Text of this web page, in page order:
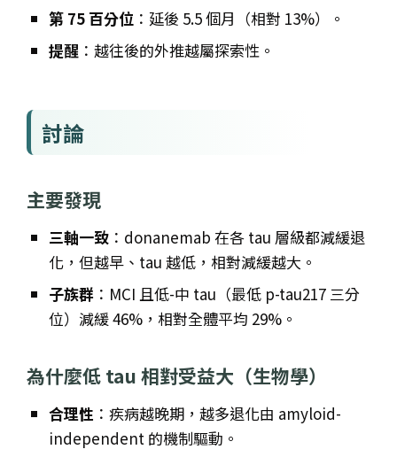
第 75 百分位 ：延後 5.5 個月（相對 13%）。
提醒 ：越往後的外推越屬探索性。
討論
主要發現
三軸一致 ：donanemab 在各 tau 層級都減緩退
化，但越早、tau 越低，相對減緩越大。
子族群 ：MCI 且低-中 tau（最低 p-tau217 三分
位）減緩 46%，相對全體平均 29%。
為什麼低 tau 相對受益大（生物學）
合理性 ：疾病越晚期，越多退化由 amyloid-
independent 的機制驅動。